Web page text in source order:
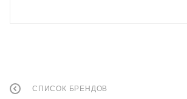
СПИСОК БРЕНДОВ